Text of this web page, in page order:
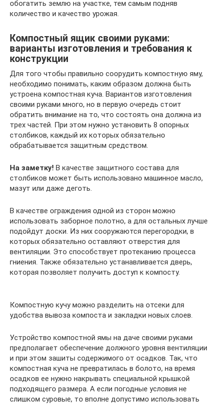
обогатить землю на участке, тем самым подняв
количество и качество урожая.
Компостный ящик своими руками:
варианты изготовления и требования к
конструкции
Для того чтобы правильно соорудить компостную яму,
необходимо понимать, каким образом должна быть
устроена компостная куча. Вариантов изготовления
своими руками много, но в первую очередь стоит
обратить внимание на то, что состоять она должна из
трех частей. При этом нужно установить 8 опорных
столбиков, каждый их которых обязательно
обрабатывается защитным средством.
На заметку! В качестве защитного состава для
столбиков может быть использовано машинное масло,
мазут или даже деготь.
В качестве ограждения одной из сторон можно
использовать заборное полотно, а для остальных лучше
подойдут доски. Из них сооружаются перегородки, в
которых обязательно оставляют отверстия для
вентиляции. Это способствует протеканию процесса
гниения. Также обязательно устанавливается дверь,
которая позволяет получить доступ к компосту.
Компостную кучу можно разделить на отсеки для
удобства вывоза компоста и закладки новых слоев.
Устройство компостной ямы на даче своими руками
предполагает обеспечение должного уровня вентиляции
и при этом зашиты содержимого от осадков. Так, что
компостная куча не превратилась в болото, на время
осадков ее нужно накрывать специальной крышкой
подходящего размера. А если погодные условия не
слишком суровые, то вполне допустимо использовать